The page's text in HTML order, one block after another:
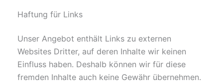
Haftung für Links
Unser Angebot enthält Links zu externen
Websites Dritter, auf deren Inhalte wir keinen
Einfluss haben. Deshalb können wir für diese
fremden Inhalte auch keine Gewähr übernehmen.